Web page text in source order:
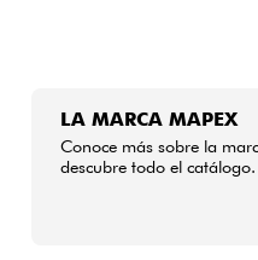
LA MARCA MAPEX
Conoce más sobre la
descubre todo el catálogo.